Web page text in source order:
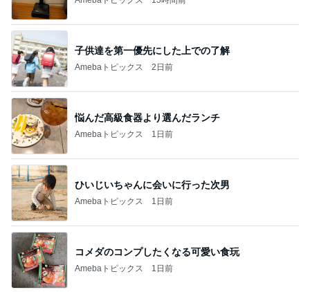
子供達を第一優先にした上での了解
Amebaトピックス 2日前
悩んだ高級食器より選んだランチ
Amebaトピックス 1日前
ひいじいちゃんに会いに行った次男
Amebaトピックス 1日前
コメダのコンプしたくなる可愛い食玩
Amebaトピックス 1日前